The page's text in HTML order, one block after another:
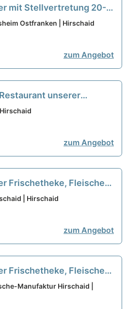
mit Stellvertretung 20-
Teilzeit (m/w/d)
Ostfranken | Hirschaid
zum Angebot
unserer
/ Restaurantleiter
zum Angebot
Frischetheke, Fleischer/
(m/w/d) neu
| Hirschaid
zum Angebot
Frischetheke, Fleischer/
w/d) – EDEKA
Manufaktur Hirschaid |